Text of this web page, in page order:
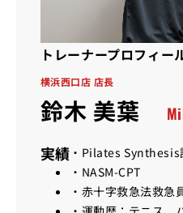
トレーナープロフィー
横浜西口店 店長
鈴木 美葉
実績 ・Pilates Synthesis
・NASM-CPT
・赤十字救急法救急